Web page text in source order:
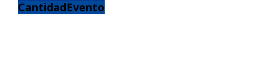
CantidadEvento